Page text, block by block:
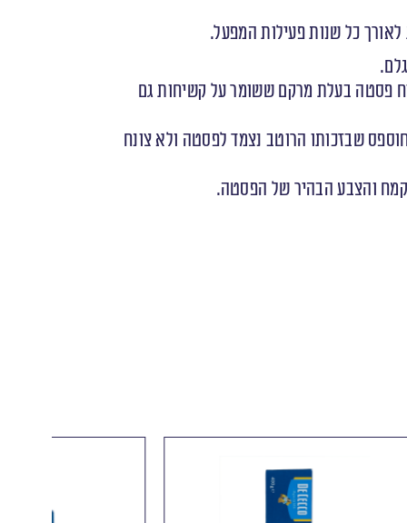
פסטה בעלת מרקם ששומר על קשיחות גם
שבזכותו הרוטב נצמד לפסטה ולא צונח
והצבע הבהיר של הפסטה.